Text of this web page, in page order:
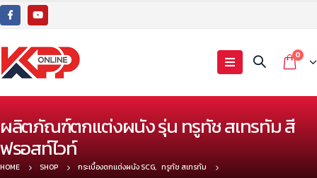
0
ผลิตภัณฑ์ตกแต่งผนัง รุ่น ทรูทัช สเทรทัม สี
ฟรอสท์ไวท์
HOME SHOP กระเบื้องตกแต่งผนัง SCG, ทรูทัช สเทรทัม